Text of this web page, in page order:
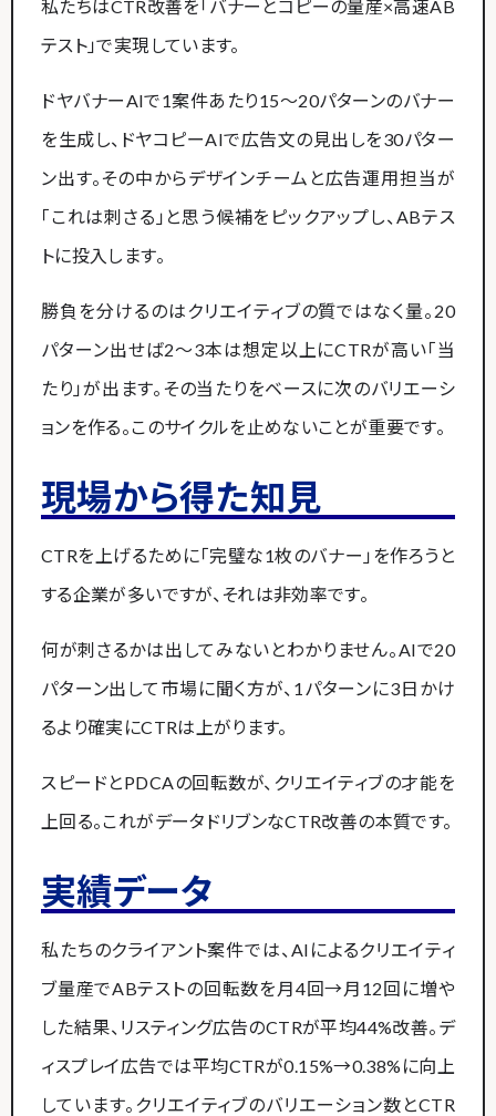
私たちはCTR改善を「バナーとコピーの量産×高速AB
テスト」で実現しています。
ドヤバナーAIで1案件あたり15〜20パターンのバナー
を生成し、ドヤコピーAIで広告文の見出しを30パター
ン出す。その中からデザインチームと広告運用担当が
「これは刺さる」と思う候補をピックアップし、ABテス
トに投入します。
勝負を分けるのはクリエイティブの質ではなく量。20
パターン出せば2〜3本は想定以上にCTRが高い「当
たり」が出ます。その当たりをベースに次のバリエーシ
ョンを作る。このサイクルを止めないことが重要です。
現場から得た知見
CTRを上げるために「完璧な1枚のバナー」を作ろうと
する企業が多いですが、それは非効率です。
何が刺さるかは出してみないとわかりません。AIで20
パターン出して市場に聞く方が、1パターンに3日かけ
るより確実にCTRは上がります。
スピードとPDCAの回転数が、クリエイティブの才能を
上回る。これがデータドリブンなCTR改善の本質です。
実績データ
私たちのクライアント案件では、AIによるクリエイティ
ブ量産でABテストの回転数を月4回→月12回に増や
した結果、リスティング広告のCTRが平均44%改善。デ
ィスプレイ広告では平均CTRが0.15%→0.38%に向上
しています。クリエイティブのバリエーション数とCTR